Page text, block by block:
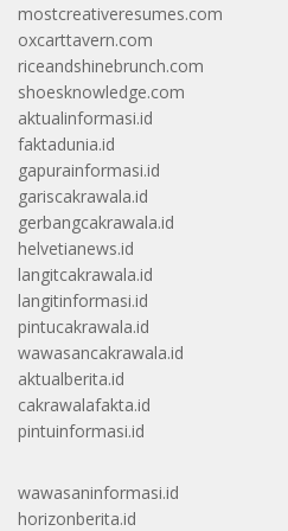
mostcreativeresumes.com
oxcarttavern.com
riceandshinebrunch.com
shoesknowledge.com
aktualinformasi.id
faktadunia.id
gapurainformasi.id
gariscakrawala.id
gerbangcakrawala.id
helvetianews.id
langitcakrawala.id
langitinformasi.id
pintucakrawala.id
wawasancakrawala.id
aktualberita.id
cakrawalafakta.id
pintuinformasi.id
wawasaninformasi.id
horizonberita.id